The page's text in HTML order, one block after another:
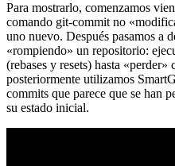
Para mostrarlo, comenzamos
comando git-commit no
uno nuevo. Después pasamos a
«rompiendo» un repositorio:
(rebases y resets) hasta
posteriormente utilizamos
commits que parece que se han
su estado inicial.